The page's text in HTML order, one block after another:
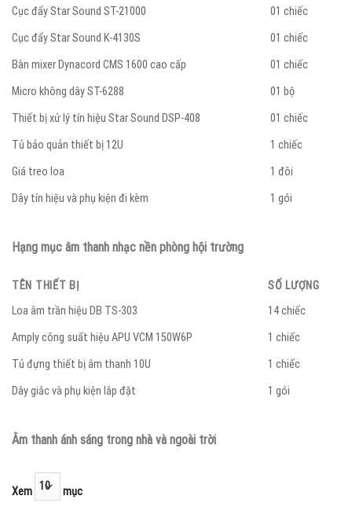
Cục đẩy Star Sound ST-21000
01 chiếc
Cục đẩy Star Sound K-4130S
01 chiếc
Bàn mixer Dynacord CMS 1600 cao cấp
01 chiếc
Micro không dây ST-6288
01 bộ
Thiết bị xử lý tín hiệu Star Sound DSP-408
01 chiếc
Tủ bảo quản thiết bị 12U
1 chiếc
Giá treo loa
1 đôi
Dây tín hiệu và phụ kiện đi kèm
1 gói
Hạng mục âm thanh nhạc nền phòng hội trường
TÊN THIẾT BỊ
SỐ LƯỢNG
Loa âm trần hiệu DB TS-303
14 chiếc
Amply công suất hiệu APU VCM 150W6P
1 chiếc
Tủ đựng thiết bị âm thanh 10U
1 chiếc
Dây giắc và phụ kiện lắp đặt
1 gói
Âm thanh ánh sáng trong nhà và ngoài trời
Xem mục